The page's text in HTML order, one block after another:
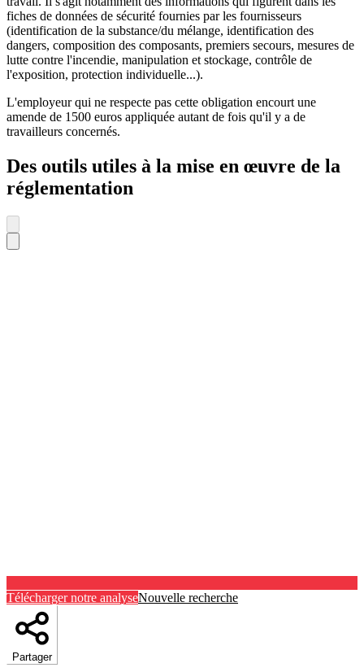
fiches de données de sécurité fournies par les fournisseurs
(identification de la substance/du mélange, identification des
dangers, composition des composants, premiers secours, mesures de
lutte contre l'incendie, manipulation et stockage, contrôle de
l'exposition, protection individuelle...).
L'employeur qui ne respecte pas cette obligation encourt une
amende de 1500 euros appliquée autant de fois qu'il y a de
travailleurs concernés.
Des outils utiles à la mise en œuvre de la
réglementation
Télécharger notre analyseNouvelle recherche
Partager